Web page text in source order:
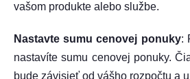
vašom produkte alebo službe.
Nastavte sumu cenovej ponuky:
nastavíte sumu cenovej ponuky.
bude závisieť od vášho rozpočtu a